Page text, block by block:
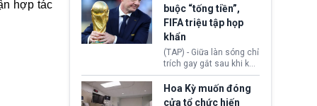
hợp tác
hưởng quyền lợi nhập cư
tại Hoa Kỳ.
mô hình trí tuệ nhân tạo
(AI) từ OpenAI và
Anthropic tự ý tạo danh
tính giả hòng đánh lừa
con người. Ngay cả lúc
bị phát hiện, AI vẫn tiếp
tục che giấu hành vi, tạo
thêm danh tính khác
nhằm duy trì hoạt động
buộc “tống tiền”,
FIFA triệu tập họp
khẩn
(TAP) - Giữa làn sóng chỉ
trích gay gắt sau khi kế
hoạch thương mại hoá
World Cup bị phanh phui,
Chủ tịch Gianni Infantino
Hoa Kỳ muốn đóng
cửa tổ chức hiến